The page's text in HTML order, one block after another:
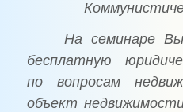
На семинаре
бесплатную
по вопросам
объект